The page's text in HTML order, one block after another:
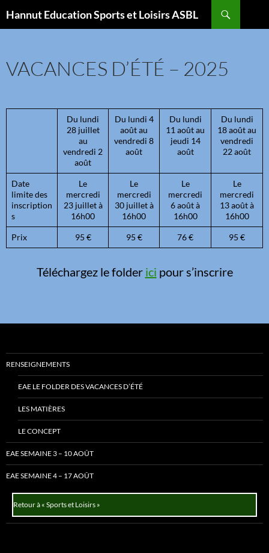
auHannut Education Sports et Loisirs ASBL
VACANCES D’ÉTÉ – 2025
Du lundi
28 juillet
au
vendredi 2
août
Du lundi 4
août au
vendredi 8
août
Du lundi
11 août au
jeudi 14
août
Du lundi
18 août au
vendredi
22 août
Date
limite des
inscription
s
Le
mercredi
23 juillet à
16h00
Le
mercredi
30 juillet à
16h00
Le
mercredi
6 août à
16h00
Le
mercredi
13 août à
16h00
Prix 95 € 95 € 76 € 95 €
Téléchargez le folder ici pour s’inscrire
RENSEIGNEMENTS
EAE LE FOLDER DES VACANCES D’ÉTÉ
LES MATIÈRES
LE CONCEPT
EAE SEMAINE 3 – 10 AOÛT
EAE SEMAINE 4 – 17 AOÛT
Retour à « Sports et Loisirs »